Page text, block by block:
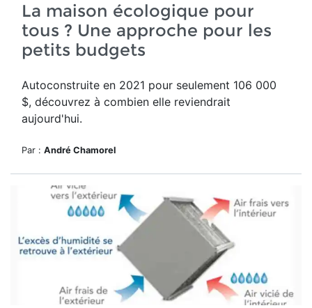
La maison écologique pour
tous ? Une approche pour les
petits budgets
Autoconstruite en 2021 pour seulement 106 000
$, découvrez à combien elle reviendrait
aujourd'hui.
Par : André Chamorel